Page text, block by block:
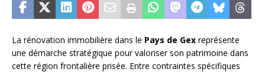
La rénovation immobilière dans le Pays de Gex représente
une démarche stratégique pour valoriser son patrimoine dans
cette région frontalière prisée. Entre contraintes spécifiques